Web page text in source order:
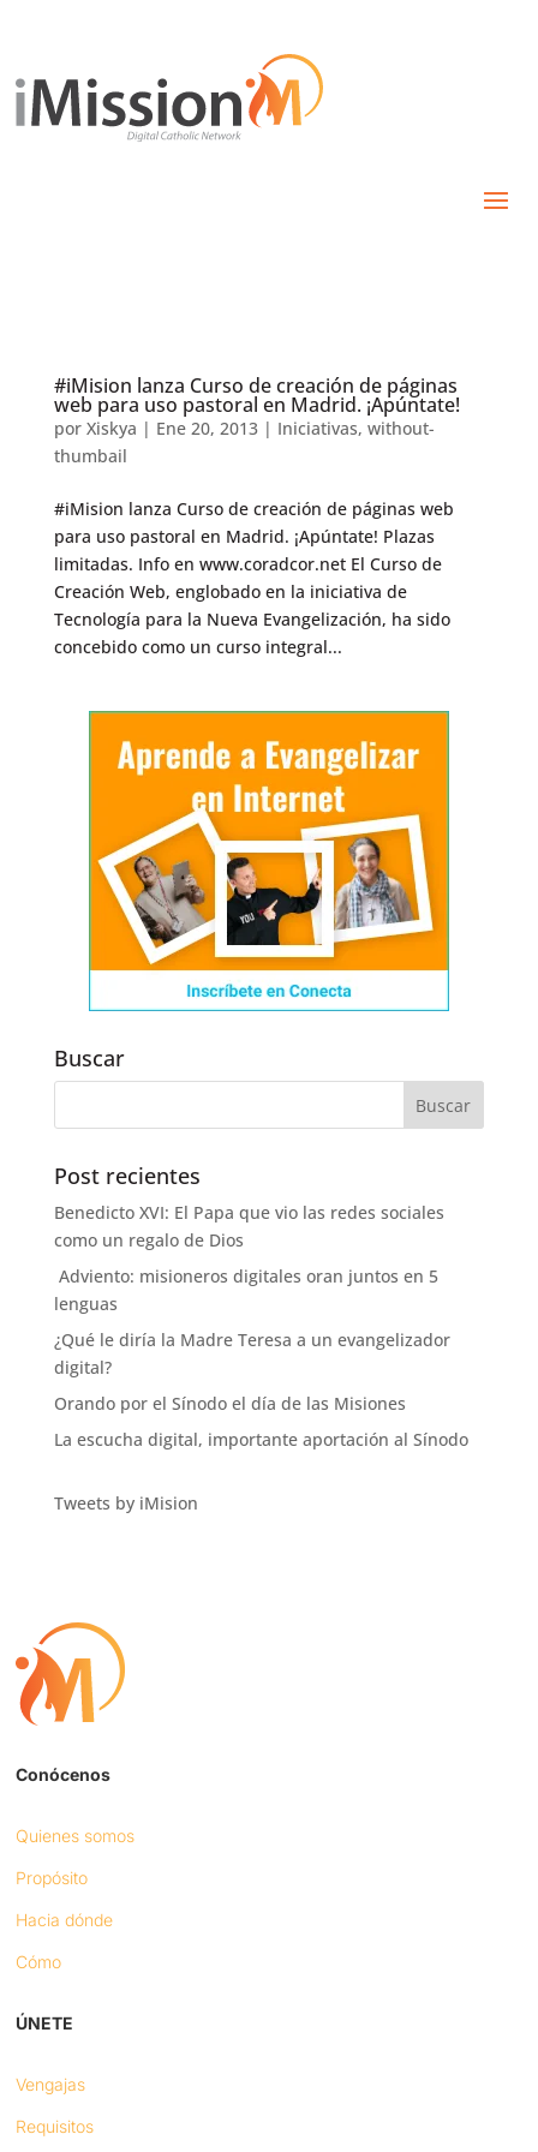
#iMision lanza Curso de creación de páginas
web para uso pastoral en Madrid. ¡Apúntate!
por Xiskya | Ene 20, 2013| Iniciativas, without-
thumbail
#iMision lanza Curso de creación de páginas web
para uso pastoral en Madrid. ¡Apúntate! Plazas
limitadas. Info en www.coradcor.net El Curso de
Creación Web, englobado en la iniciativa de
Tecnología para la Nueva Evangelización, ha sido
concebido como un curso integral...
Buscar
Post recientes
Benedicto XVI: El Papa que vio las redes sociales
como un regalo de Dios
Adviento: misioneros digitales oran juntos en 5
lenguas
¿Qué le diría la Madre Teresa a un evangelizador
digital?
Orando por el Sínodo el día de las Misiones
La escucha digital, importante aportación al Sínodo
Tweets by iMision
Conócenos
Quienes somos
Propósito
Hacia dónde
Cómo
ÚNETE
Vengajas
Requisitos